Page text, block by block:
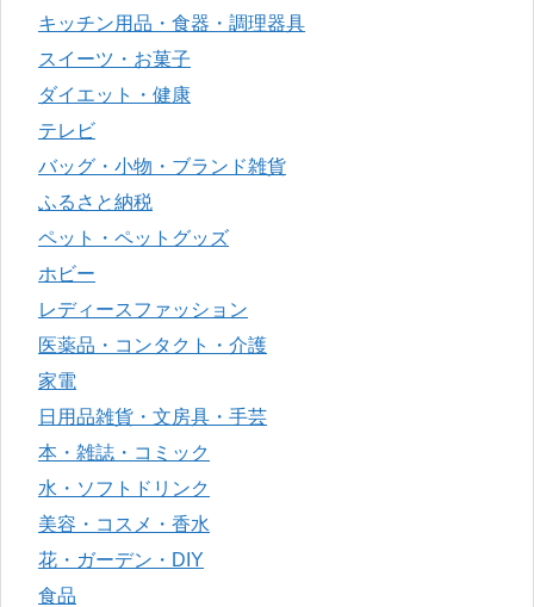
キッチン用品・食器・調理器具
スイーツ・お菓子
ダイエット・健康
テレビ
バッグ・小物・ブランド雑貨
ふるさと納税
ペット・ペットグッズ
ホビー
レディースファッション
医薬品・コンタクト・介護
家電
日用品雑貨・文房具・手芸
本・雑誌・コミック
水・ソフトドリンク
美容・コスメ・香水
花・ガーデン・DIY
食品